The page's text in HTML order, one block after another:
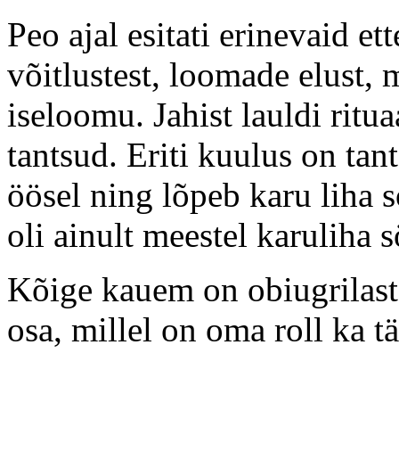
Peo ajal esitati erinevaid
võitlustest, loomade elust,
iseloomu. Jahist lauldi
tantsud. Eriti kuulus on
öösel ning lõpeb karu liha
oli ainult meestel karuliha
Kõige kauem on
osa, millel on oma roll ka